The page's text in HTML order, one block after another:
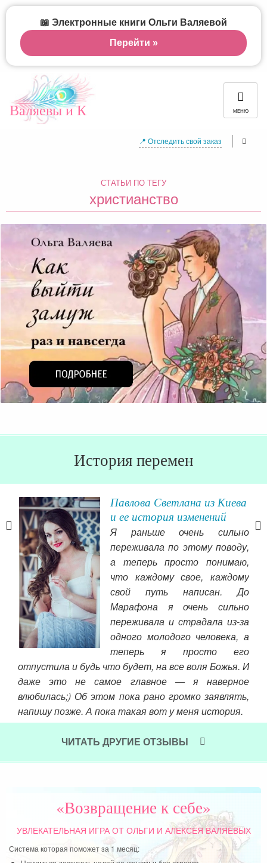
Валяевы и К МЕНЮ
📍 Отследить свой заказ
СТАТЬИ ПО ТЕГУ
христианство
История перемен
Павлова Светлана из Киева
и ее история изменений
Я раньше очень сильно
переживала по этому поводу,
а теперь просто понимаю,
что каждому свое, каждому
свой путь написан. До
Марафона я очень сильно
переживала и страдала из-за
одного молодого человека, а
теперь я просто его
отпустила и будь что будет, на все воля Божья. И
даже это не самое главное — я наверное
влюбилась;) Об этом пока рано громко заявлять,
напишу позже. А пока такая вот у меня история.
Читать далее »ЧИТАТЬ ДРУГИЕ ОТЗЫВЫ
«Возвращение к себе»
УВЛЕКАТЕЛЬНАЯ ИГРАОТ ОЛЬГИ И АЛЕКСЕЯ ВАЛЯЕВЫХ
Система которая поможет за 1 месяц:
📖 Электронные книги Ольги Валяевой
Перейти »